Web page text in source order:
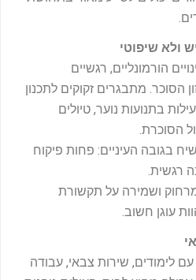
ולא שיפוטי
הורמונליים, רגשיים
הסוכר. מתבגרים זקוקים לתכנון
בתנועות נוער, טיולים
הסוכרת.
בגובה העיניים: פחות פיקוח
רגשית.
ושמירה על תקשורת
עוגן חשוב.
לימודים, שירות צבאי, עבודה